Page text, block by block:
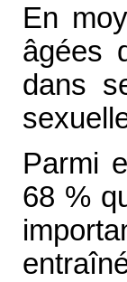
En
âgées
dans
Parmi
68 %